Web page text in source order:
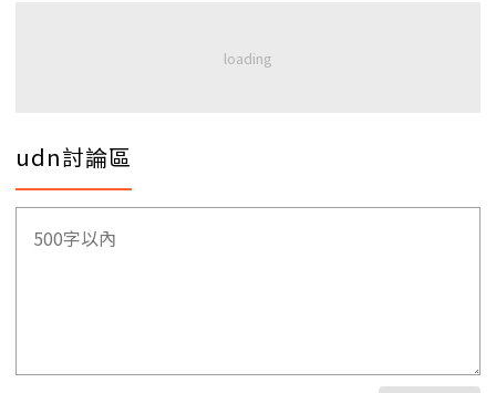
udn討論區